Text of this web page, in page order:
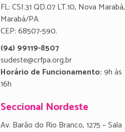
FL: CSI.31 QD.07 LT.10, Nova Marabá,
Marabá/PA
CEP: 68507-590.
(94) 99119-8507
sudeste@crfpa.org.br
Horário de Funcionamento:9h às
16h
Seccional Nordeste
Av. Barão do Rio Branco, 1275 – Sala